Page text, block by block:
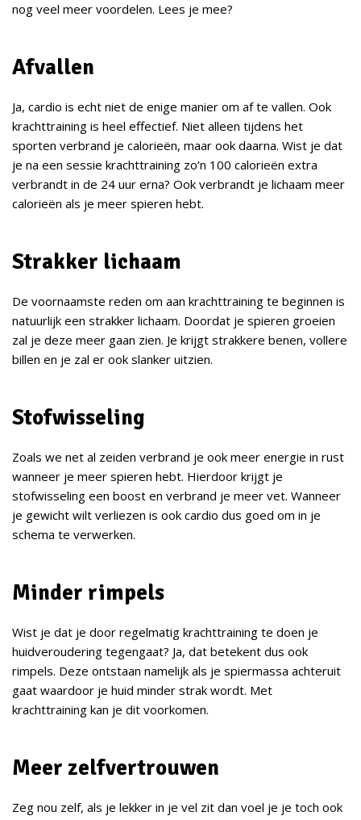
nog veel meer voordelen. Lees je mee?
Afvallen
Ja, cardio is echt niet de enige manier om af te vallen. Ook
krachttraining is heel effectief. Niet alleen tijdens het
sporten verbrand je calorieën, maar ook daarna. Wist je dat
je na een sessie krachttraining zo’n 100 calorieën extra
verbrandt in de 24 uur erna? Ook verbrandt je lichaam meer
calorieën als je meer spieren hebt.
Strakker lichaam
De voornaamste reden om aan krachttraining te beginnen is
natuurlijk een strakker lichaam. Doordat je spieren groeien
zal je deze meer gaan zien. Je krijgt strakkere benen, vollere
billen en je zal er ook slanker uitzien.
Stofwisseling
Zoals we net al zeiden verbrand je ook meer energie in rust
wanneer je meer spieren hebt. Hierdoor krijgt je
stofwisseling een boost en verbrand je meer vet. Wanneer
je gewicht wilt verliezen is ook cardio dus goed om in je
schema te verwerken.
Minder rimpels
Wist je dat je door regelmatig krachttraining te doen je
huidveroudering tegengaat? Ja, dat betekent dus ook
rimpels. Deze ontstaan namelijk als je spiermassa achteruit
gaat waardoor je huid minder strak wordt. Met
krachttraining kan je dit voorkomen.
Meer zelfvertrouwen
Zeg nou zelf, als je lekker in je vel zit dan voel je je toch ook